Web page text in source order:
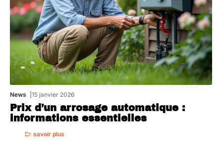
News 15 janvier 2026
Prix d’un arrosage automatique :
informations essentielles
En savoir plus